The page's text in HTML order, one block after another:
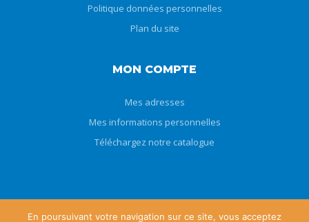
Politique données personnelles
Plan du site
MON COMPTE
Mes adresses
Mes informations personnelles
Téléchargez notre catalogue
En poursuivant votre navigation sur ce site, vous acceptez